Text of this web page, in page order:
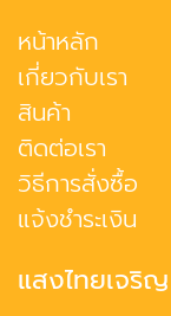
หน้าหลัก
เกี่ยวกับเรา
สินค้า
ติดต่อเรา
วิธีการสั่งซื้อ
แจ้งชำระเงิน
แสงไทยเจริญ